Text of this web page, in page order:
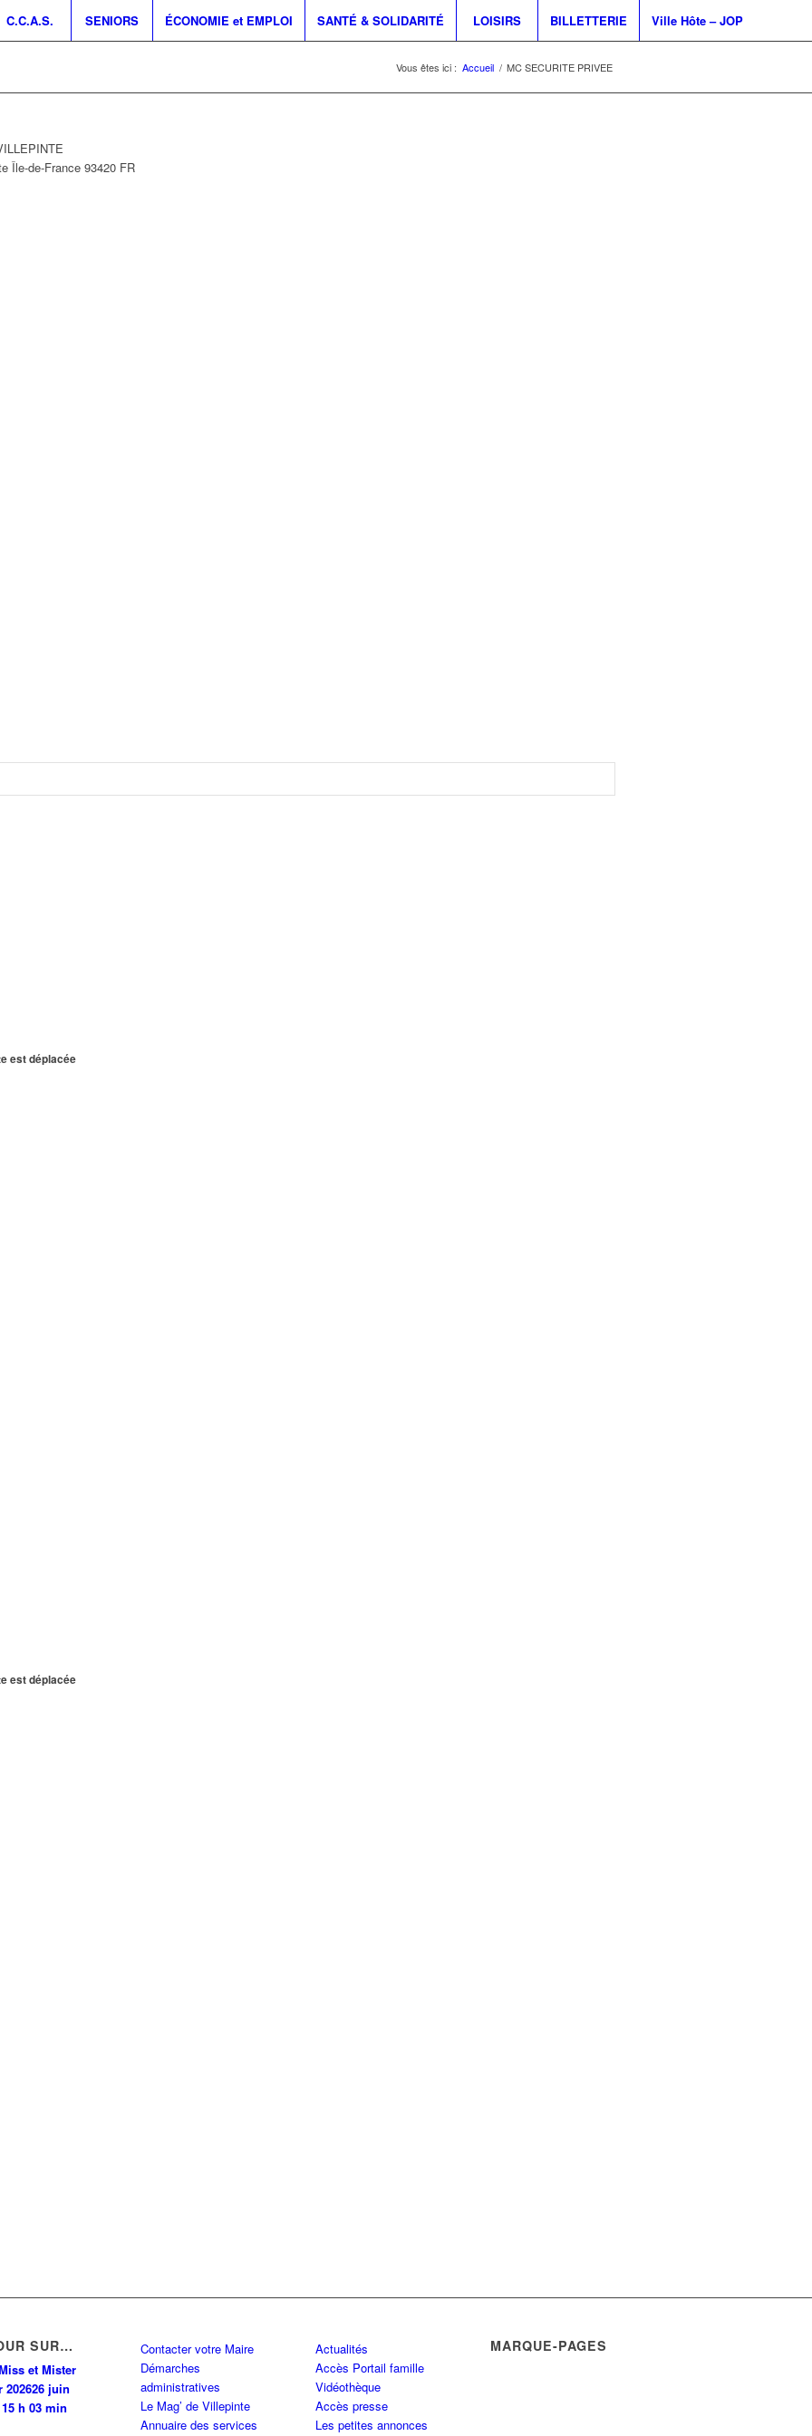
C.C.A.S. SENIORS ÉCONOMIE et EMPLOI SANTÉ & SOLIDARITÉ LOISIRS BILLETTERIE Ville Hôte – JOP
Vous êtes ici : Accueil / MC SECURITE PRIVEE
Île-de-France 93420 FR
est déplacée
est déplacée
SUR…
et Mister
202626 juin
h 03 min
Contacter votre Maire
Démarches
administratives
Le Mag’ de Villepinte
Annuaire des services
Actualités
Accès Portail famille
Vidéothèque
Accès presse
Les petites annonces
MARQUE-PAGES